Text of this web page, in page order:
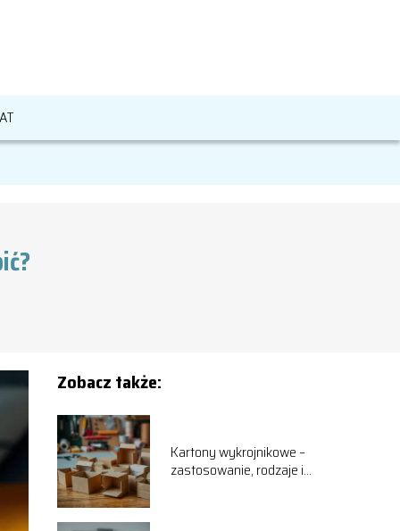
Zobacz także:
Kartony wykrojnikowe –
zastosowanie, rodzaje i